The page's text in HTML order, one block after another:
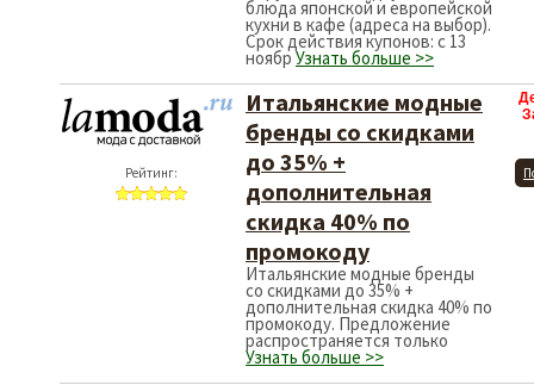
блюда японской и европейской
кухни в кафе (адреса на выбор).
Срок действия купонов: с 13
ноябрУзнать больше >>
Рейтинг:
Итальянские модные
бренды со скидками
до 35% +
дополнительная
скидка 40% по
промокоду
Итальянские модные бренды
со скидками до 35% +
дополнительная скидка 40% по
промокоду. Предложение
распространяется только
Узнать больше >>